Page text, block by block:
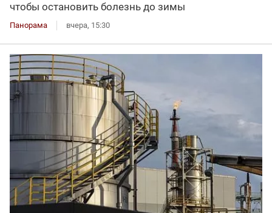
чтобы остановить болезнь до зимы
Панорама вчера, 15:30